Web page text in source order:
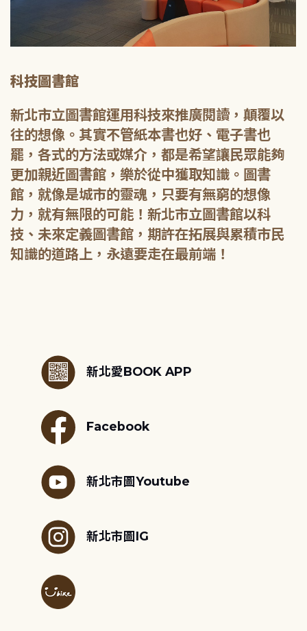
科技圖書館
新北市立圖書館運用科技來推廣閱讀，顛覆以
往的想像。其實不管紙本書也好、電子書也
罷，各式的方法或媒介，都是希望讓民眾能夠
更加親近圖書館，樂於從中獲取知識。圖書
館，就像是城市的靈魂，只要有無窮的想像
力，就有無限的可能！新北市立圖書館以科
技、未來定義圖書館，期許在拓展與累積市民
知識的道路上，永遠要走在最前端！
新北愛BOOK APP
Facebook
新北市圖Youtube
新北市圖IG